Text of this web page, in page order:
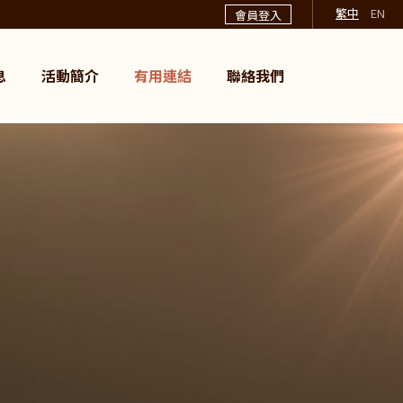
會員登入 繁中 EN
活動簡介 有用連結 聯絡我們